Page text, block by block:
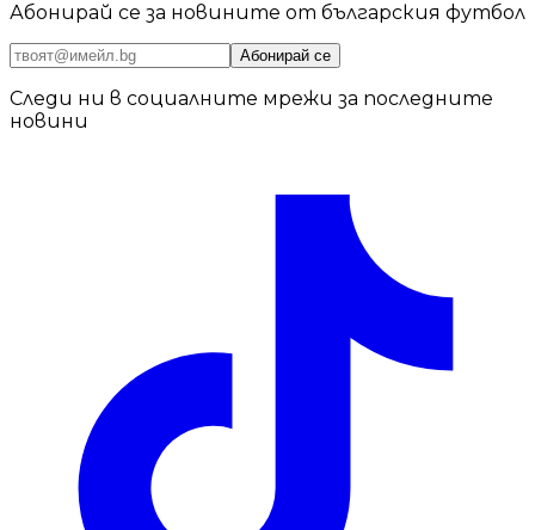
Абонирай се за новините от българския футбол
Абонирай се
Следи ни в социалните мрежи за последните
новини